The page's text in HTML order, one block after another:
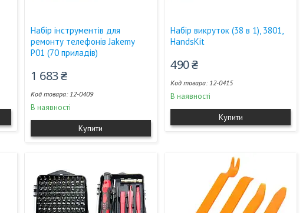
Набір інструментів для
ремонту телефонів Jakemy
P01 (70 приладів)
1 683 ₴
12-0409
В наявності
Купити
Набір викруток (38 в 1), 3801,
HandsKit
490 ₴
12-0415
В наявності
Купити